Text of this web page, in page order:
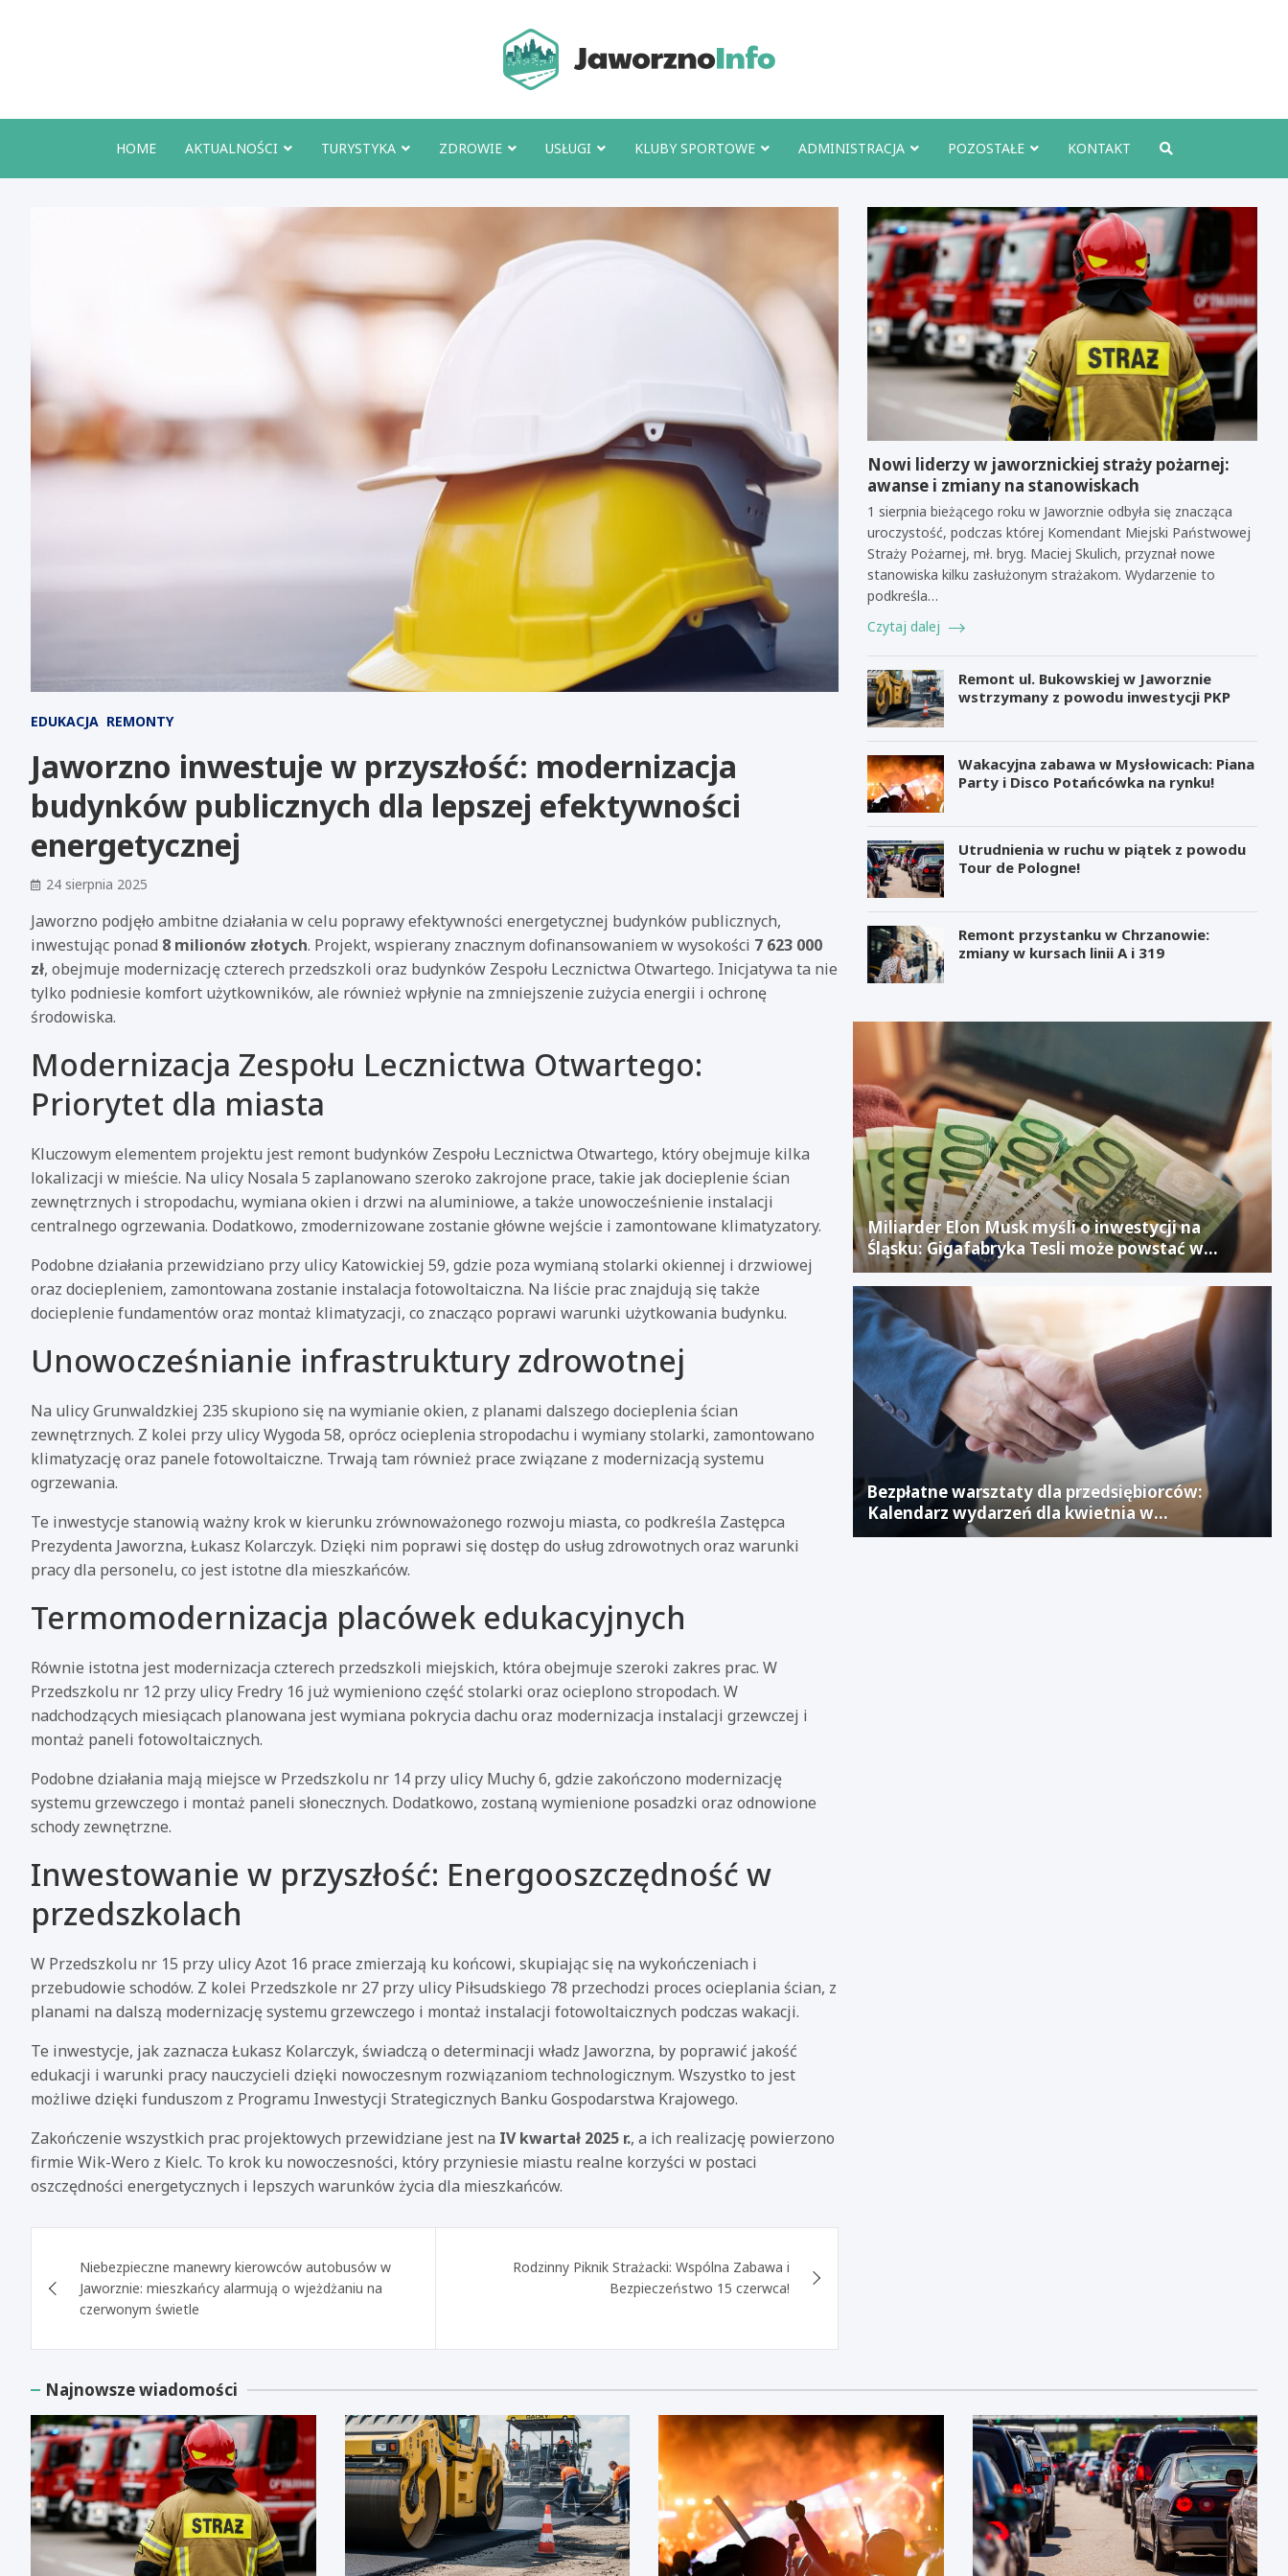
HOME AKTUALNOŚCI TURYSTYKA ZDROWIE USŁUGI KLUBY SPORTOWE ADMINISTRACJA POZOSTAŁE KONTAKT
EDUKACJA REMONTY
Jaworzno inwestuje w przyszłość: modernizacja
budynków publicznych dla lepszej efektywności
energetycznej
24 sierpnia 2025
Jaworzno podjęło ambitne działania w celu poprawy efektywności energetycznej budynków publicznych,
inwestując ponad 8 milionów złotych. Projekt, wspierany znacznym dofinansowaniem w wysokości 7 623 000
zł, obejmuje modernizację czterech przedszkoli oraz budynków Zespołu Lecznictwa Otwartego. Inicjatywa ta nie
tylko podniesie komfort użytkowników, ale również wpłynie na zmniejszenie zużycia energii i ochronę
środowiska.
Modernizacja Zespołu Lecznictwa Otwartego:
Priorytet dla miasta
Kluczowym elementem projektu jest remont budynków Zespołu Lecznictwa Otwartego, który obejmuje kilka
lokalizacji w mieście. Na ulicy Nosala 5 zaplanowano szeroko zakrojone prace, takie jak docieplenie ścian
zewnętrznych i stropodachu, wymiana okien i drzwi na aluminiowe, a także unowocześnienie instalacji
centralnego ogrzewania. Dodatkowo, zmodernizowane zostanie główne wejście i zamontowane klimatyzatory.
Podobne działania przewidziano przy ulicy Katowickiej 59, gdzie poza wymianą stolarki okiennej i drzwiowej
oraz dociepleniem, zamontowana zostanie instalacja fotowoltaiczna. Na liście prac znajdują się także
docieplenie fundamentów oraz montaż klimatyzacji, co znacząco poprawi warunki użytkowania budynku.
Unowocześnianie infrastruktury zdrowotnej
Na ulicy Grunwaldzkiej 235 skupiono się na wymianie okien, z planami dalszego docieplenia ścian
zewnętrznych. Z kolei przy ulicy Wygoda 58, oprócz ocieplenia stropodachu i wymiany stolarki, zamontowano
klimatyzację oraz panele fotowoltaiczne. Trwają tam również prace związane z modernizacją systemu
ogrzewania.
Te inwestycje stanowią ważny krok w kierunku zrównoważonego rozwoju miasta, co podkreśla Zastępca
Prezydenta Jaworzna, Łukasz Kolarczyk. Dzięki nim poprawi się dostęp do usług zdrowotnych oraz warunki
pracy dla personelu, co jest istotne dla mieszkańców.
Termomodernizacja placówek edukacyjnych
Równie istotna jest modernizacja czterech przedszkoli miejskich, która obejmuje szeroki zakres prac. W
Przedszkolu nr 12 przy ulicy Fredry 16 już wymieniono część stolarki oraz ocieplono stropodach. W
nadchodzących miesiącach planowana jest wymiana pokrycia dachu oraz modernizacja instalacji grzewczej i
montaż paneli fotowoltaicznych.
Podobne działania mają miejsce w Przedszkolu nr 14 przy ulicy Muchy 6, gdzie zakończono modernizację
systemu grzewczego i montaż paneli słonecznych. Dodatkowo, zostaną wymienione posadzki oraz odnowione
schody zewnętrzne.
Inwestowanie w przyszłość: Energooszczędność w
przedszkolach
W Przedszkolu nr 15 przy ulicy Azot 16 prace zmierzają ku końcowi, skupiając się na wykończeniach i
przebudowie schodów. Z kolei Przedszkole nr 27 przy ulicy Piłsudskiego 78 przechodzi proces ocieplania ścian, z
planami na dalszą modernizację systemu grzewczego i montaż instalacji fotowoltaicznych podczas wakacji.
Te inwestycje, jak zaznacza Łukasz Kolarczyk, świadczą o determinacji władz Jaworzna, by poprawić jakość
edukacji i warunki pracy nauczycieli dzięki nowoczesnym rozwiązaniom technologicznym. Wszystko to jest
możliwe dzięki funduszom z Programu Inwestycji Strategicznych Banku Gospodarstwa Krajowego.
Zakończenie wszystkich prac projektowych przewidziane jest na IV kwartał 2025 r., a ich realizację powierzono
firmie Wik-Wero z Kielc. To krok ku nowoczesności, który przyniesie miastu realne korzyści w postaci
oszczędności energetycznych i lepszych warunków życia dla mieszkańców.
wpisu
Niebezpieczne manewry kierowców autobusów w
Jaworznie: mieszkańcy alarmują o wjeżdżaniu na
czerwonym świetle
Rodzinny Piknik Strażacki: Wspólna Zabawa i
Bezpieczeństwo 15 czerwca!
Nowi liderzy w jaworznickiej straży pożarnej:
awanse i zmiany na stanowiskach
1 sierpnia bieżącego roku w Jaworznie odbyła się znacząca
uroczystość, podczas której Komendant Miejski Państwowej
Straży Pożarnej, mł. bryg. Maciej Skulich, przyznał nowe
stanowiska kilku zasłużonym strażakom. Wydarzenie to
podkreśla…
Czytaj dalej
Remont ul. Bukowskiej w Jaworznie
wstrzymany z powodu inwestycji PKP
Wakacyjna zabawa w Mysłowicach: Piana
Party i Disco Potańcówka na rynku!
Utrudnienia w ruchu w piątek z powodu
Tour de Pologne!
Remont przystanku w Chrzanowie:
zmiany w kursach linii A i 319
Miliarder Elon Musk myśli o inwestycji na
Śląsku: Gigafabryka Tesli może powstać w
mieście po upadłym projekcie Izerze
Bezpłatne warsztaty dla przedsiębiorców:
Kalendarz wydarzeń dla kwietnia w
Jaworznickim Laboratorium Biznesu
Najnowsze wiadomości